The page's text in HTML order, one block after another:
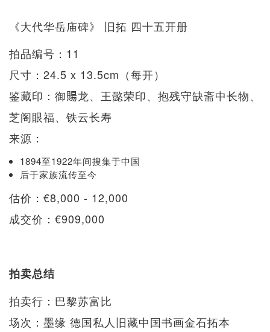
《大代华岳庙碑》 旧拓 四十五开册
拍品编号：11
尺寸：24.5 x 13.5cm（每开）
鉴藏印：御𧶽龙、王懿荣印、抱残守缺斋中长物、
芝阁眼福、铁云长寿
来源：
1894至1922年间搜集于中国
后于家族流传至今
估价：€8,000 - 12,000
成交价：€909,000
拍卖总结
拍卖行：巴黎苏富比
场次：墨缘 德国私人旧藏中国书画金石拓本